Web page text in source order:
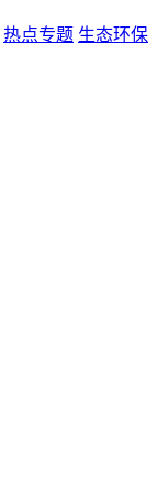
热点专题 生态环保